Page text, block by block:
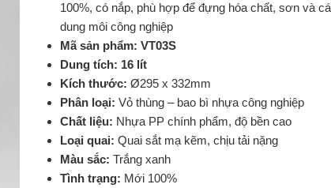
100%, có nắp, phù hợp để đựng hóa chất, sơn và
dung môi công nghiệp
Mã sản phẩm: VT03S
Dung tích: 16 lít
Kích thước: Ø295 x 332mm
Phân loại: Vỏ thùng – bao bì nhựa công nghiệp
Chất liệu: Nhựa PP chính phẩm, độ bền cao
Loại quai: Quai sắt mạ kẽm, chịu tải nặng
Màu sắc: Trắng xanh
Tình trạng: Mới 100%